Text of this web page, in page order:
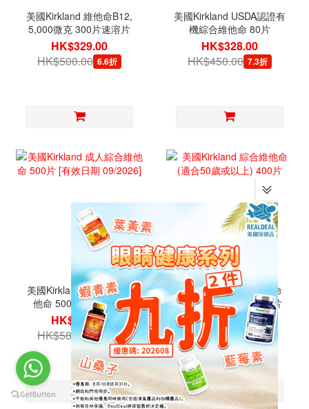
美國Kirkland 維他命B12,
5,000微克 300片速溶片
HK$329.00
HK$500.00 6.6折
美國Kirkland USDA認證有
機綜合維他命 80片
HK$328.00
HK$450.00 7.3折
美國Kirkland 成人綜合維
他命 500片 [有效日期
09/2026]
HK$129.00
HK$580.00 2.2折
美國Kirkland 綜合維他命
(適合50歲或以上) 400片
HK$249.00
HK$500.00 5折